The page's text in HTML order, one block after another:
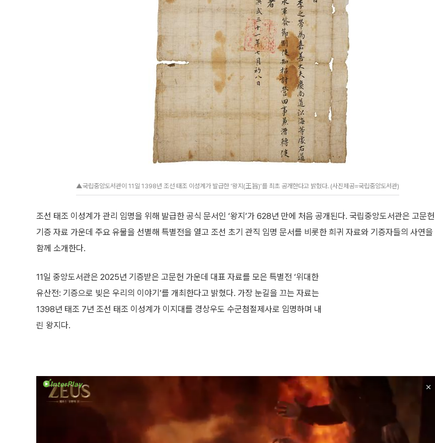
▲국립중앙도서관이 11일 1398년 조선 태조 이성계가 발급한 ‘왕지(王旨)’를 최초 공개한다고 밝혔다. (사진제공=국립중앙도서관)
조선 태조 이성계가 관리 임명을 위해 발급한 공식 문서인 ‘왕지’가 628년 만에 처음 공개된다. 국립중앙도서관은 고문헌
기증 자료 가운데 주요 유물을 선별해 특별전을 열고 조선 초기 관직 임명 문서를 비롯한 희귀 자료와 기증자들의 사연을
함께 소개한다.
11일 중앙도서관은 2025년 기증받은 고문헌 가운데 대표 자료를 모은 특별전 ‘위대한
유산전: 기증으로 빚은 우리의 이야기’를 개최한다고 밝혔다. 가장 눈길을 끄는 자료는
1398년 태조 7년 조선 태조 이성계가 이지대를 경상우도 수군첨절제사로 임명하며 내
린 왕지다.